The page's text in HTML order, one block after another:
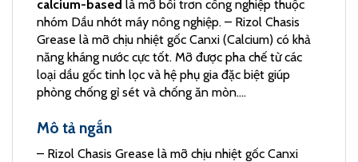
calcium-based là mỡ bôi trơn công nghiệp thuộc
nhóm Dầu nhớt máy nông nghiệp. – Rizol Chasis
Grease là mỡ chịu nhiệt gốc Canxi (Calcium) có khả
năng kháng nước cực tốt. Mỡ được pha chế từ các
loại dầu gốc tinh lọc và hệ phụ gia đặc biệt giúp
phòng chống gỉ sét và chống ăn mòn….
Mô tả ngắn
– Rizol Chasis Grease là mỡ chịu nhiệt gốc Canxi